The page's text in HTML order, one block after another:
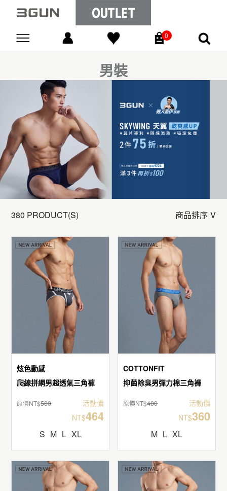
0
男裝
380 PRODUCT(S) 商品排序
炫色動感
爬線拼網男超透氣三角褲
原價NT$580
活動價
NT$464
S M L XL
COTTONFIT
抑菌除臭男彈力棉三角褲
原價NT$400
活動價
NT$360
M L XL